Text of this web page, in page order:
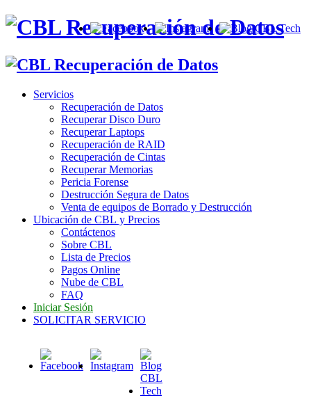
Servicios
Recuperación de Datos
Recuperar Disco Duro
Recuperar Laptops
Recuperación de RAID
Recuperación de Cintas
Recuperar Memorias
Pericia Forense
Destrucción Segura de Datos
Venta de equipos de Borrado y Destrucción
Ubicación de CBL y Precios
Contáctenos
Sobre CBL
Lista de Precios
Pagos Online
Nube de CBL
FAQ
Iniciar Sesión
SOLICITAR SERVICIO